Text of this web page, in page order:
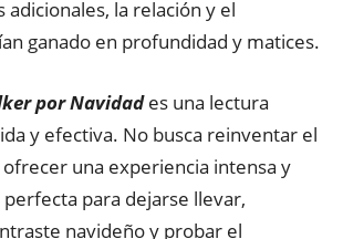
adicionales, la relación y el
ganado en profundidad y matices.
por Navidad es una lectura
y efectiva. No busca reinventar el
una experiencia intensa y
para dejarse llevar,
navideño y probar el